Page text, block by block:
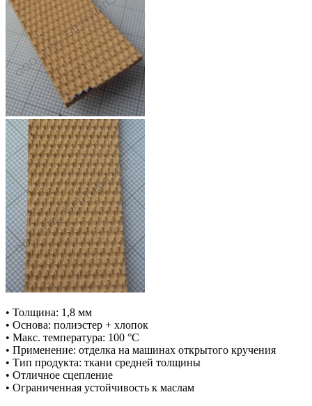
• Толщина: 1,8 мм
• Основа: полиэстер + хлопок
• Макс. температура: 100 °С
• Применение: отделка на машинах открытого кручения
• Тип продукта: ткани средней толщины
• Отличное сцепление
• Ограниченная устойчивость к маслам